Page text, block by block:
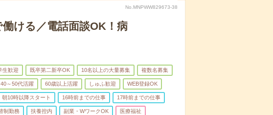
No.MNPWW829673-38
ける／電話面談OK！病
生歓迎 既卒第二新卒OK 10名以上の大量募集 複数名募集
40～50代活躍 60歳以上活躍 しゅふ歓迎 WEB登録OK
朝10時以降スタート 16時前までの仕事 17時前までの仕事
制勤務 扶養控内 副業・WワークOK 医療福祉